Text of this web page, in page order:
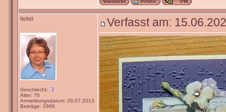
lichti
Geschlecht:
Alter: 76
Anmeldungsdatum: 29.07.2013
Beiträge: 2966
Verfasst am: